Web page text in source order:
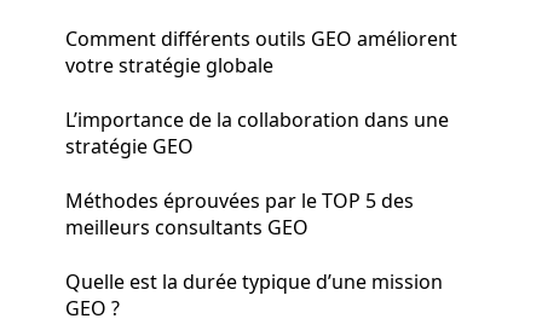
Comment différents outils GEO améliorent
votre stratégie globale
L’importance de la collaboration dans une
stratégie GEO
Méthodes éprouvées par le TOP 5 des
meilleurs consultants GEO
Quelle est la durée typique d’une mission
GEO ?